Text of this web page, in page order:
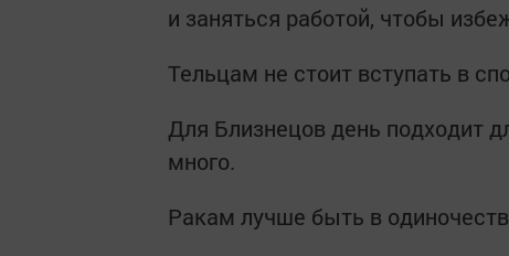
и заняться работой, чтобы
Тельцам не стоит вступать в
Для Близнецов день подходит
много.
Ракам лучше быть в